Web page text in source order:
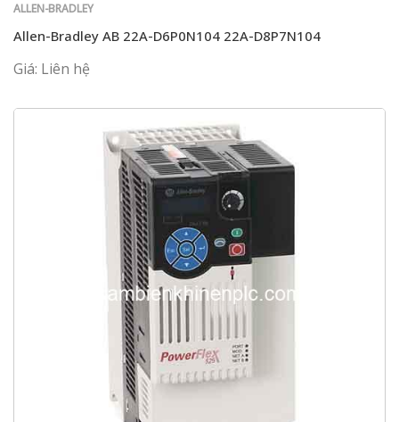
ALLEN-BRADLEY
Allen-Bradley AB 22A-D6P0N104 22A-D8P7N104
Giá: Liên hệ